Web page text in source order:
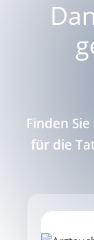
Finden
für die